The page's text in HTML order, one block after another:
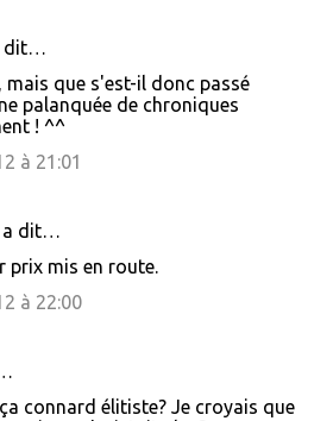
dit…
mais que s'est-il donc passé
palanquée de chroniques
! ^^
à 21:01
a dit…
prix mis en route.
à 22:00
connard élitiste? Je croyais que